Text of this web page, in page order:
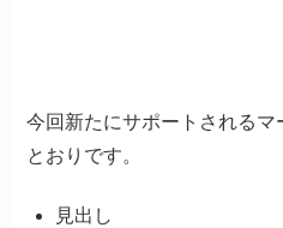
今回新たにサポートされる
とおりです。
見出し